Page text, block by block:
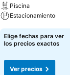
Piscina
Estacionamiento
Ver precios
Elige fechas para ver
los precios exactos
Ver precios